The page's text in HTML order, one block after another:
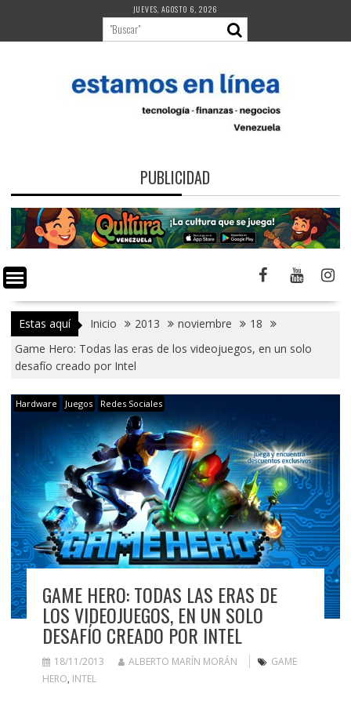
contenido
JUEVES, AGOSTO 6, 2026
PUBLICIDAD
Estas aquí Inicio 2013 noviembre
18
Game Hero: Todas las eras de los videojuegos, en un solo
desafío creado por Intel
Hardware Juegos Redes Sociales
GAME HERO: TODAS LAS ERAS DE
LOS VIDEOJUEGOS, EN UN SOLO
DESAFÍO CREADO POR INTEL
18/11/2013 ALBERTO MARÍN MORÁN
GAME
HERO, INTEL